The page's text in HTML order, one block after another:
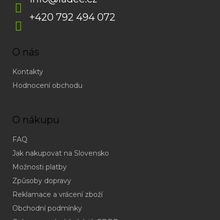
+420 792 494 072
O nás
Kontakty
Hodnocení obchodu
O nákupu
FAQ
Jak nakupovat na Slovensko
Možnosti platby
Způsoby dopravy
Reklamace a vrácení zboží
Obchodní podmínky
(odpověď